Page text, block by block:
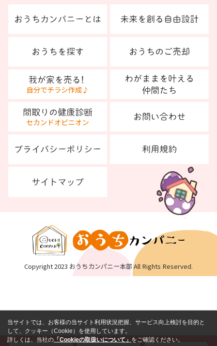
Copyright 2023 おうちカンパニー本部 All Rights Reserved.
当サイトでは、お客様の当サイト利用状況把握、サービス向上検討を目的と
して、クッキー（Cookie）を使用しています。
詳しくは、当社の 「Cookieの取扱いについて」をご確認ください。